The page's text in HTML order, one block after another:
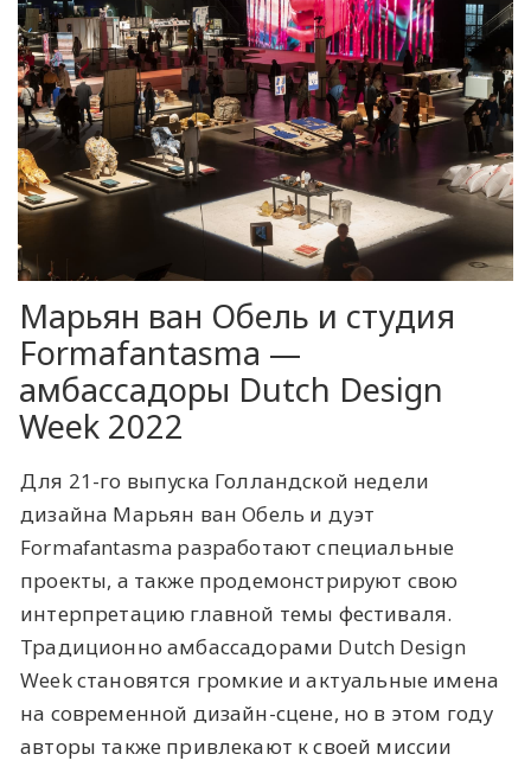
Марьян ван Обель и студия
Formafantasma —
амбассадоры Dutch Design
Week 2022
Для 21-го выпуска Голландской недели
дизайна Марьян ван Обель и дуэт
Formafantasma разработают специальные
проекты, а также продемонстрируют свою
интерпретацию главной темы фестиваля.
Традиционно амбассадорами Dutch Design
Week становятся громкие и актуальные имена
на современной дизайн-сцене, но в этом году
авторы также привлекают к своей миссии